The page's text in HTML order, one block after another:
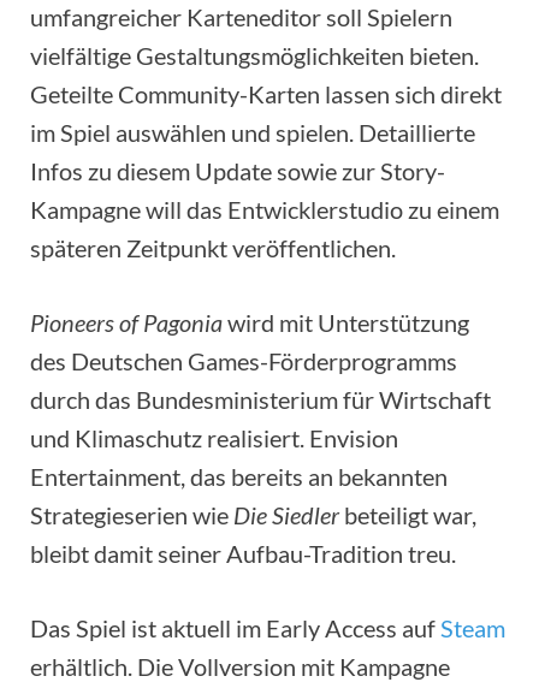
umfangreicher Karteneditor soll Spielern
vielfältige Gestaltungsmöglichkeiten bieten.
Geteilte Community-Karten lassen sich direkt
im Spiel auswählen und spielen. Detaillierte
Infos zu diesem Update sowie zur Story-
Kampagne will das Entwicklerstudio zu einem
späteren Zeitpunkt veröffentlichen.
Pioneers of Pagoniawird mit Unterstützung
des Deutschen Games-Förderprogramms
durch das Bundesministerium für Wirtschaft
und Klimaschutz realisiert. Envision
Entertainment, das bereits an bekannten
Strategieserien wie Die Siedlerbeteiligt war,
bleibt damit seiner Aufbau-Tradition treu.
Das Spiel ist aktuell im Early Access aufSteam
erhältlich. Die Vollversion mit Kampagne